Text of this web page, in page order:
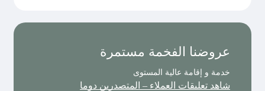
عروضنا الفخمة مستمرة
خدمة و إقامة عالية المستوى
شاهد تعليقات العملاء – المتصدرين دوما